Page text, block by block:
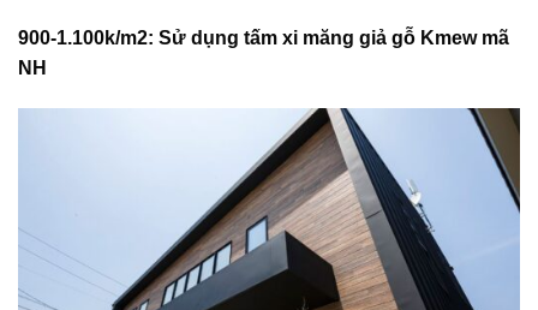
900-1.100k/m2: Sử dụng tấm xi măng giả gỗ Kmew mã
NH